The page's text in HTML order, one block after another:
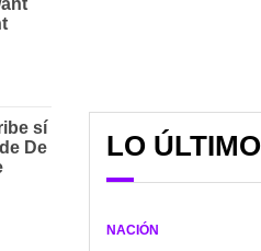
LO ÚLTIMO
NACIÓN